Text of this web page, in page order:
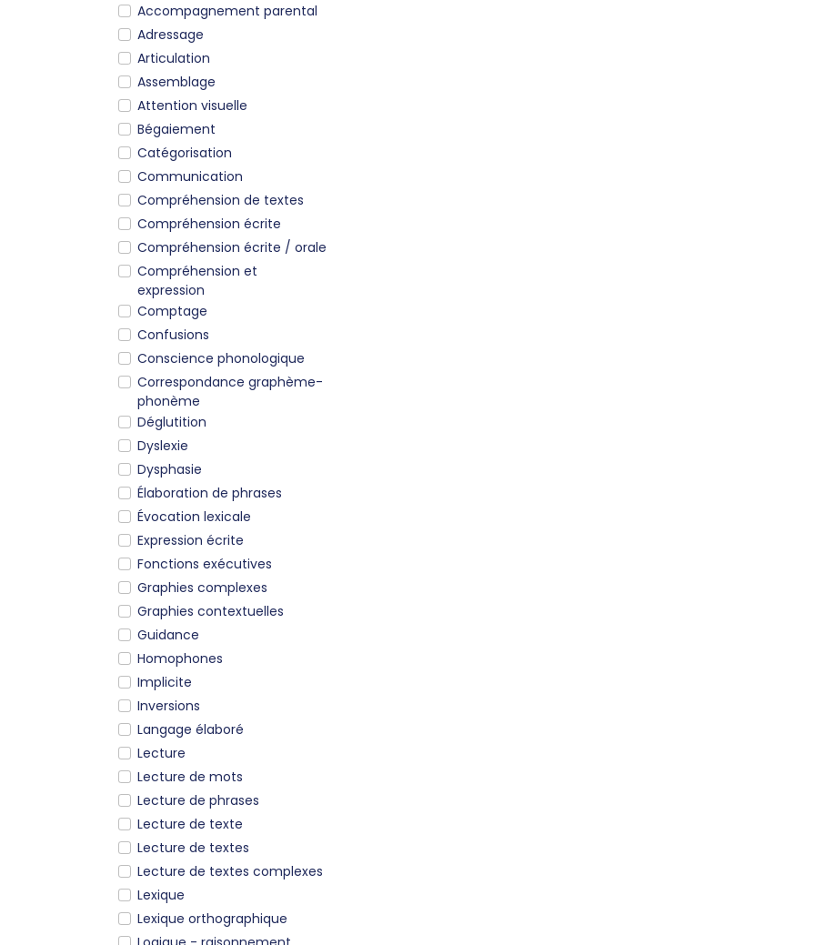
Accompagnement parental
Adressage
Articulation
Assemblage
Attention visuelle
Bégaiement
Catégorisation
Communication
Compréhension de textes
Compréhension écrite
Compréhension écrite / orale
Compréhension et
expression
Comptage
Confusions
Conscience phonologique
Correspondance graphème-
phonème
Déglutition
Dyslexie
Dysphasie
Élaboration de phrases
Évocation lexicale
Expression écrite
Fonctions exécutives
Graphies complexes
Graphies contextuelles
Guidance
Homophones
Implicite
Inversions
Langage élaboré
Lecture
Lecture de mots
Lecture de phrases
Lecture de texte
Lecture de textes
Lecture de textes complexes
Lexique
Lexique orthographique